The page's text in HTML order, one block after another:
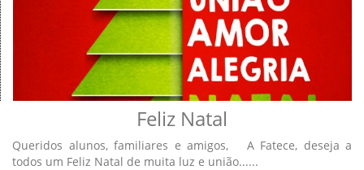
Feliz Natal
Queridos alunos, familiares e amigos, A Fatece, deseja a
todos um Feliz Natal de muita luz e união......